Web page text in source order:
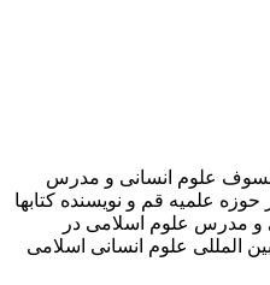
علوم انسانی و مدرس
علمیه قم و نویسنده کتابها
و مدرس علوم اسلامی در
المللی علوم انسانی اسلامی